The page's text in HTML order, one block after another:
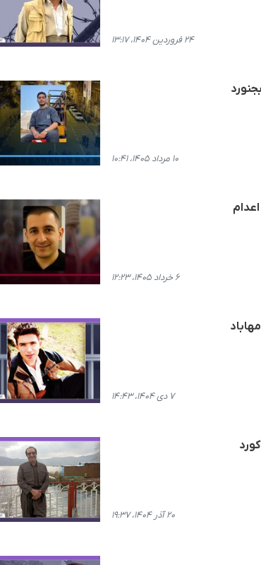
۲۴ فروردین ۱۴۰۴، ۱۳:۱۷
۱۰ مرداد ۱۴۰۵، ۱۰:۴۱
۶ خرداد ۱۴۰۵، ۱۲:۲۳
۷ دی ۱۴۰۴، ۱۴:۴۳
۲۰ آذر ۱۴۰۴، ۱۹:۳۷